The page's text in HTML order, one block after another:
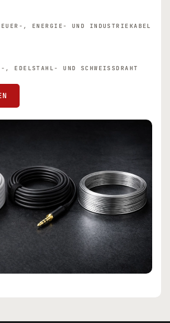
, ENERGIE- UND INDUSTRIEKABEL
EDELSTAHL- UND SCHWEISSDRAHT